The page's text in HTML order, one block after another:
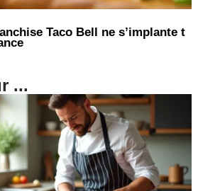
Taco Bell ne s’implante t
...